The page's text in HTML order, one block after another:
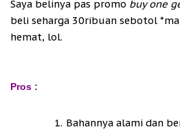
Saya belinya pas promo buy one
beli seharga 30ribuan sebotol
hemat, lol.
Pros :
Bahannya alami dan